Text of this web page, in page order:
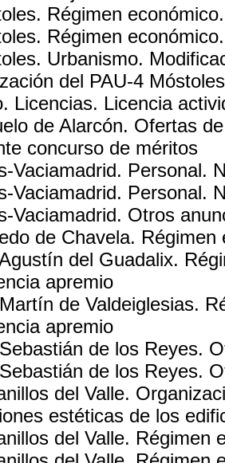
Régimen
Régimen
Urbanismo.
del PAU-4
Licencias. Licencia
de Alarcón. Ofertas
concurso de méritos
Vaciamadrid. Personal.
Vaciamadrid. Personal.
Vaciamadrid. Otros
de Chavela.
del Guadalix.
apremio
de Valdeiglesias.
apremio
de los Reyes.
de los Reyes.
del Valle.
estéticas de los
del Valle. Régimen